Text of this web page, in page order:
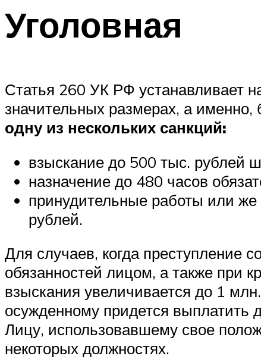
Уголовная
Статья 260 УК РФ устанавливает
значительных размерах, а
одну из нескольких санкций:
взыскание до 500 тыс. рублей
назначение до 480 часов
принудительные работы или
рублей.
Для случаев, когда преступление
обязанностей лицом, а также при
взыскания увеличивается до 1
осужденному придется выплатить
Лицу, использовавшему свое
некоторых должностях.